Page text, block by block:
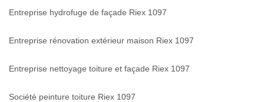
Entreprise hydrofuge de façade Riex 1097
Entreprise rénovation extérieur maison Riex 1097
Entreprise nettoyage toiture et façade Riex 1097
Société peinture toiture Riex 1097